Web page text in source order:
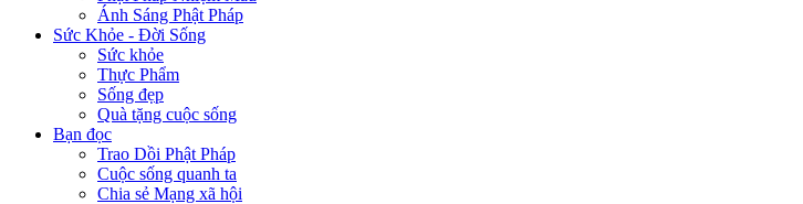
Ánh Sáng Phật Pháp
Sức Khỏe - Đời Sống
Sức khỏe
Thực Phẩm
Sống đẹp
Quà tặng cuộc sống
Bạn đọc
Trao Dồi Phật Pháp
Cuộc sống quanh ta
Chia sẻ Mạng xã hội